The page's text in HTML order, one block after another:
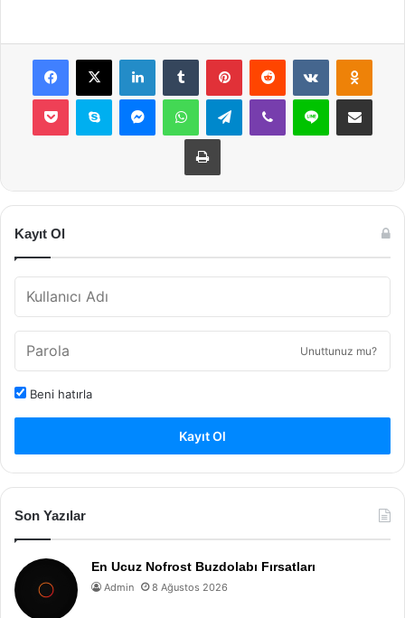
Facebook
X LinkedInTumblr PinterestReddit VKontakte
Pocket Skype MessengerWhatsAppTelegramViber Line E-Posta ile
Yazdır
Kayıt Ol
Unuttunuz mu?
Beni hatırla
Kayıt Ol
Son Yazılar
En Ucuz Nofrost Buzdolabı Fırsatları
Admin 8 Ağustos 2026